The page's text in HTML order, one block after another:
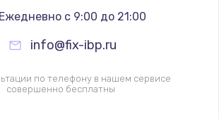
Ежедневно с 9:00 до 21:00
info@fix-ibp.ru
по телефону в нашем сервисе
совершенно бесплатны